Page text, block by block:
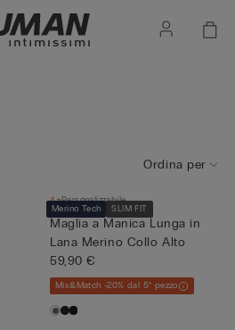
Ordina per
Merino Tech SLIM FIT
Personalizzabile
Maglia a Manica Lunga in
Lana Merino Collo Alto
59,90 €
Mix&Match -20% dal 5° pezzo